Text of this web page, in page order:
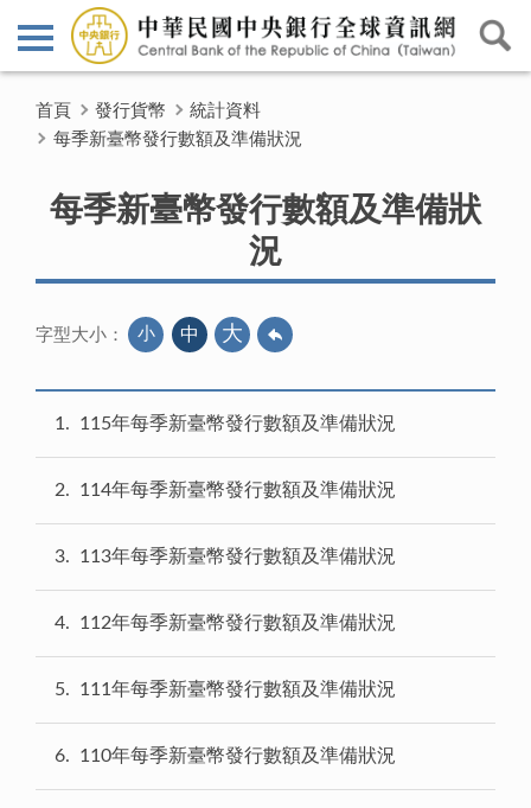
首頁 發行貨幣
統計資料
每季新臺幣發行數額及準備狀況
每季新臺幣發行數額及準備狀
況
字型大小： 小 中 大
1 115年每季新臺幣發行數額及準備狀況
2 114年每季新臺幣發行數額及準備狀況
3 113年每季新臺幣發行數額及準備狀況
4 112年每季新臺幣發行數額及準備狀況
5 111年每季新臺幣發行數額及準備狀況
6 110年每季新臺幣發行數額及準備狀況